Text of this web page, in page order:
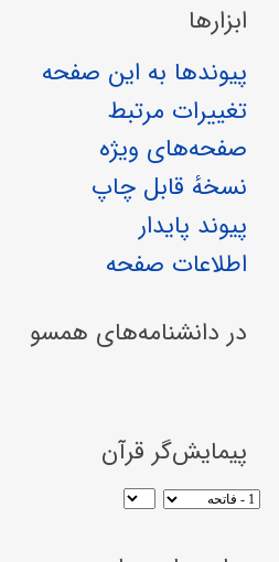
ابزارها
پیوندها به این صفحه
تغییرات مرتبط
صفحه‌های ویژه
نسخهٔ قابل چاپ
پیوند پایدار
اطلاعات صفحه
در دانشنامه‌های همسو
پیمایش‌گر قرآن